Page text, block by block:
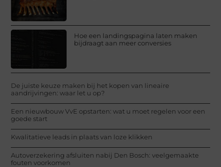
Hoe een landingspagina laten maken
bijdraagt aan meer conversies
De juiste keuze maken bij het kopen van lineaire
aandrijvingen: waar let u op?
Een nieuwbouw VvE opstarten: wat u moet regelen voor een
goede start
Kwalitatieve leads in plaats van loze klikken
Autoverzekering afsluiten nabij Den Bosch: veelgemaakte
fouten voorkomen